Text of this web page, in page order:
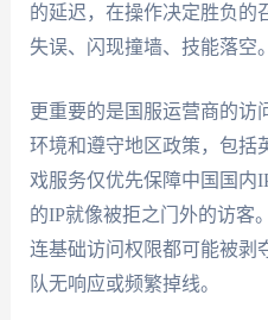
的延迟，在操作决定胜负的
失误、闪现撞墙、技能落空。
更重要的是国服运营商的访
环境和遵守地区政策，包括
戏服务仅优先保障中国国内
的IP就像被拒之门外的访客
连基础访问权限都可能被剥
队无响应或频繁掉线。